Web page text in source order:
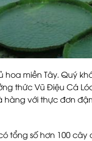
hoa miền Tây. Quý
thức Vũ Điệu Cá
hàng với thực đơn
tổng số hơn 100 cây